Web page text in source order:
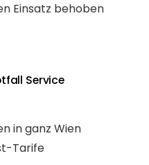
Einsatz behoben
Service
in ganz Wien
Tarife